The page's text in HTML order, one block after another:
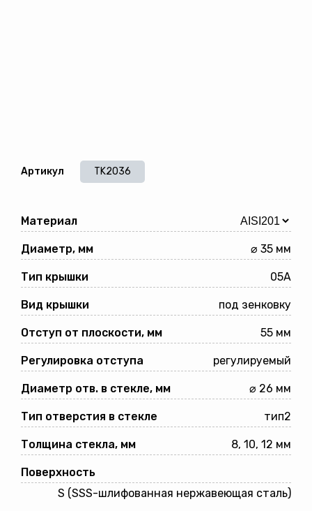
Артикул TK2036
Материал
Диаметр, мм ⌀ 35 мм
Тип крышки 05A
Вид крышки под зенковку
Отступ от плоскости, мм 55 мм
Регулировка отступа регулируемый
Диаметр отв. в стекле, мм ⌀ 26 мм
Тип отверстия в стекле тип2
Толщина стекла, мм 8, 10, 12 мм
Поверхность
S (SSS-шлифованная нержавеющая сталь)